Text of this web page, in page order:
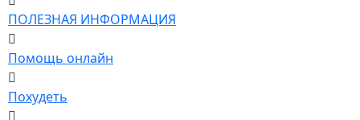
ПОЛЕЗНАЯ ИНФОРМАЦИЯ
Помощь онлайн
Похудеть